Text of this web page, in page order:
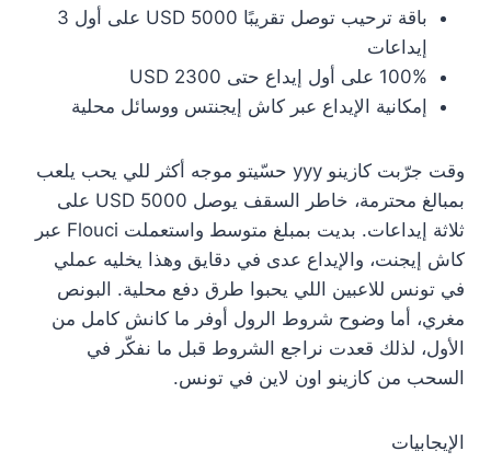
باقة ترحيب توصل تقريبًا 5000 USD على أول 3
إيداعات
100% على أول إيداع حتى 2300 USD
إمكانية الإيداع عبر كاش إيجنتس ووسائل محلية
وقت جرّبت كازينو yyy حسّيتو موجه أكثر للي يحب يلعب
بمبالغ محترمة، خاطر السقف يوصل 5000 USD على
ثلاثة إيداعات. بديت بمبلغ متوسط واستعملت Flouci عبر
كاش إيجنت، والإيداع عدى في دقايق وهذا يخليه عملي
في تونس للاعبين اللي يحبوا طرق دفع محلية. البونص
مغري، أما وضوح شروط الرول أوفر ما كانش كامل من
الأول، لذلك قعدت نراجع الشروط قبل ما نفكّر في
السحب من كازينو اون لاين في تونس.
الإيجابيات